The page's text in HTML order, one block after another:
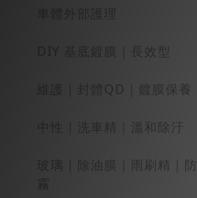
DIY 基底鍍膜｜長效型
維護｜封體QD｜鍍膜保養
中性｜洗車精｜溫和除汙
玻璃｜除油膜｜雨刷精｜防